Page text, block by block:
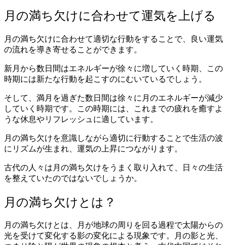
月の満ち欠けに合わせて運気を上げる
月の満ち欠けに合わせて適切な行動をすることで、良い運気
の流れを導き寄せることができます。
新月から数日間はエネルギーが徐々に増していく時期、この
時期には新たな行動を起こすのにむいているでしょう。
そして、満月を過ぎた数日間は徐々に月のエネルギーが減少
していく時期です。この時期には、これまでの疲れを癒すよ
うな休息やリフレッシュに適しています。
月の満ち欠けを意識しながら適切に行動することで生活の波
にリズムが生まれ、運気の上昇につながります。
古代の人々は月の満ち欠けをうまく取り入れて、日々の生活
を整えていたのではないでしょうか。
月の満ち欠けとは？
月の満ち欠けとは、月が地球の周りを回る過程で太陽からの
光を受けて変化する影の変化による現象です。月の影と光、